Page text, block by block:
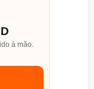
à mão.